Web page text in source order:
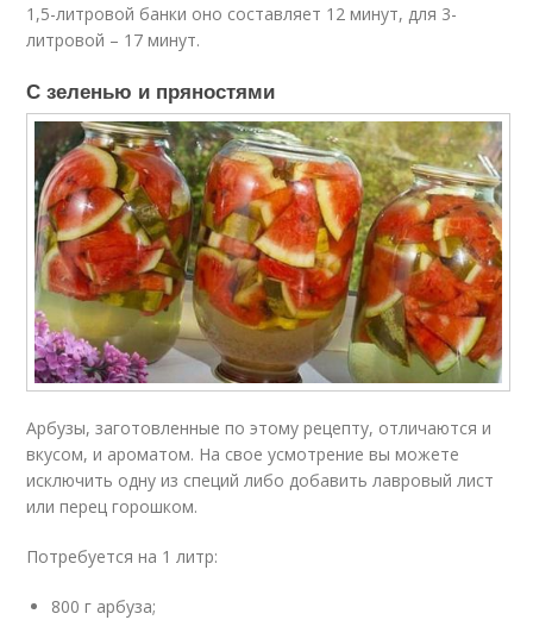
1,5-литровой банки оно составляет 12 минут, для 3-
литровой – 17 минут.
С зеленью и пряностями
Арбузы, заготовленные по этому рецепту, отличаются и
вкусом, и ароматом. На свое усмотрение вы можете
исключить одну из специй либо добавить лавровый лист
или перец горошком.
Потребуется на 1 литр:
800 г арбуза;